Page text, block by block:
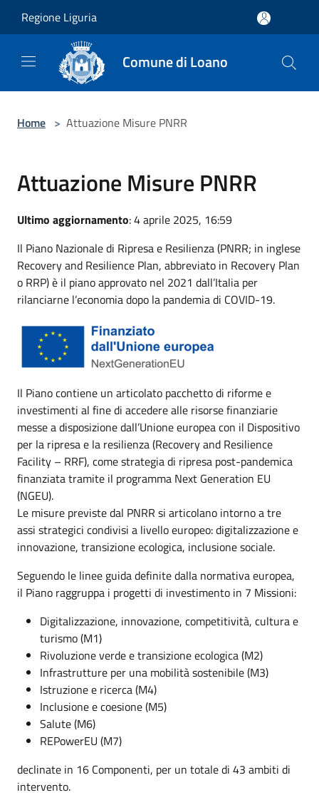
Regione Liguria
Comune di Loano
Home > Attuazione Misure PNRR
Attuazione Misure PNRR
Ultimo aggiornamento: 4 aprile 2025, 16:59
Il Piano Nazionale di Ripresa e Resilienza (PNRR; in inglese
Recovery and Resilience Plan, abbreviato in Recovery Plan
o RRP) è il piano approvato nel 2021 dall’Italia per
rilanciarne l’economia dopo la pandemia di COVID-19.
Il Piano contiene un articolato pacchetto di riforme e
investimenti al fine di accedere alle risorse finanziarie
messe a disposizione dall’Unione europea con il Dispositivo
per la ripresa e la resilienza (Recovery and Resilience
Facility – RRF), come strategia di ripresa post-pandemica
finanziata tramite il programma Next Generation EU
(NGEU).
Le misure previste dal PNRR si articolano intorno a tre
assi strategici condivisi a livello europeo: digitalizzazione e
innovazione, transizione ecologica, inclusione sociale.
Seguendo le linee guida definite dalla normativa europea,
il Piano raggruppa i progetti di investimento in 7 Missioni:
Digitalizzazione, innovazione, competitività, cultura e
turismo (M1)
Rivoluzione verde e transizione ecologica (M2)
Infrastrutture per una mobilità sostenibile (M3)
Istruzione e ricerca (M4)
Inclusione e coesione (M5)
Salute (M6)
REPowerEU (M7)
declinate in 16 Componenti, per un totale di 43 ambiti di
intervento.